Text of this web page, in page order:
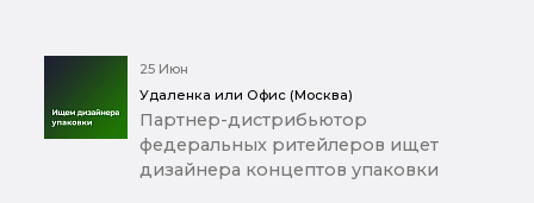
25 Июн
Удаленка или Офис (Москва)
Партнер-дистрибьютор
федеральных ритейлеров ищет
дизайнера концептов упаковки